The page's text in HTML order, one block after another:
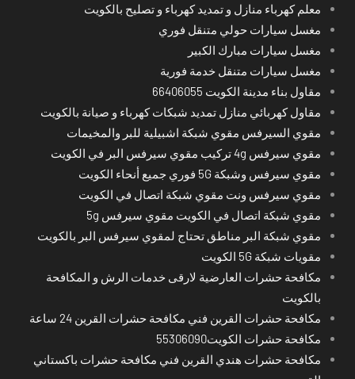
معلم كهرباء منازل و تمديد كهرباء و تصليح بالكويت
مغسل سيارات حولي متنقل فوري
مغسل سيارات مبارك الكبير
مغسل سيارات متنقل خدمة فورية
مقاول بناء مدينة الكويت 66406055
مقاول كهربائي منازل تمديد شبكات كهرباء و صيانة بالكويت
مقوي السيرفس مقوي شبكة اشبيلية للبر والمخيمات
مقوي سيرفس 4g تركيب مقوي سيرفس البر في الكويت
مقوي سيرفس وشبكة 5G فوري جميع أنحاء الكويت
مقوي سيرفس ونت مقوي شبكة اتصال في الكويت
مقوي شبكة اتصال في الكويت مقوي سيرفس 5g
مقوي شبكة البر مناطق تحتاج لمقوي سيرفس البر بالكويت
مقويات شبكة 5G الكويت
مكافحة حشرات العارضية لارقى خدمات الرش و المكافحة
بالكويت
مكافحة حشرات القرين فني مكافحة حشرات القرين 24 ساعة
مكافحة حشرات الكويت55306090
مكافحة حشرات هندي القرين فني مكافحة حشرات باكستاني